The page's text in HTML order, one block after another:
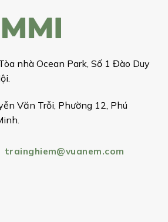
nhà Ocean Park, Số 1 Đào Duy
Văn Trỗi, Phường 12, Phú
trainghiem@vuanem.com